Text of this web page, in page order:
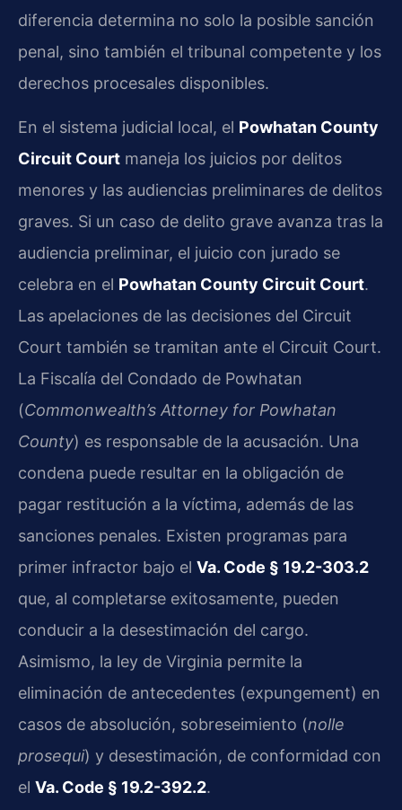
diferencia determina no solo la posible sanción
penal, sino también el tribunal competente y los
derechos procesales disponibles.
En el sistema judicial local, el Powhatan County
Circuit Court maneja los juicios por delitos
menores y las audiencias preliminares de delitos
graves. Si un caso de delito grave avanza tras la
audiencia preliminar, el juicio con jurado se
celebra en el Powhatan County Circuit Court.
Las apelaciones de las decisiones del Circuit
Court también se tramitan ante el Circuit Court.
La Fiscalía del Condado de Powhatan
(Commonwealth’s Attorney for Powhatan
County) es responsable de la acusación. Una
condena puede resultar en la obligación de
pagar restitución a la víctima, además de las
sanciones penales. Existen programas para
primer infractor bajo el Va. Code § 19.2-303.2
que, al completarse exitosamente, pueden
conducir a la desestimación del cargo.
Asimismo, la ley de Virginia permite la
eliminación de antecedentes (expungement) en
casos de absolución, sobreseimiento (nolle
prosequi) y desestimación, de conformidad con
el Va. Code § 19.2-392.2.